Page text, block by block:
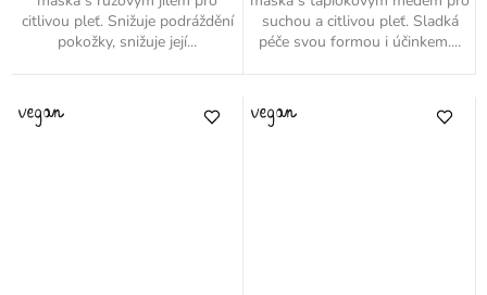
citlivou pleť. Snižuje podráždění
pokožky, snižuje její...
suchou a citlivou pleť. Sladká
péče svou formou i účinkem....